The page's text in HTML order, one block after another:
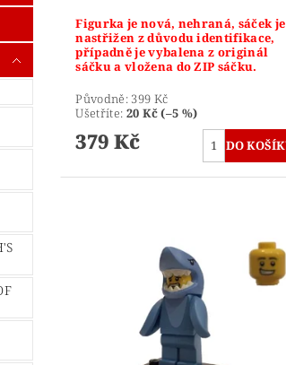
Figurka je nová, nehraná, sáček je
nastřižen z důvodu identifikace,
případně je vybalena z originál
sáčku a vložena do ZIP sáčku.
Původně: 399 Kč
Ušetříte: 20 Kč (–5 %)
379 Kč